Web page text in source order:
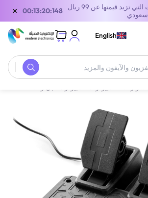
توصيل مجاني للطلبات التي تزيد قيمتها عن 99 ريال
سعودي
00:13:20:148
×
English